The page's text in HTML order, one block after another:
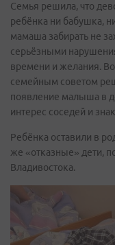
Семья решила, что
ребёнка ни бабушка,
мамаша забирать не
серьёзными
времени и желания.
семейным советом
появление малыша в
интерес соседей и
Ребёнка оставили в
же «отказные» дети,
Владивостока.